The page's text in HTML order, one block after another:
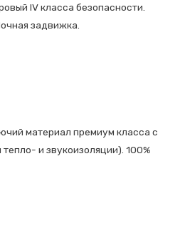
IV класса безопасности.
задвижка.
материал премиум класса с
и звукоизоляции). 100%